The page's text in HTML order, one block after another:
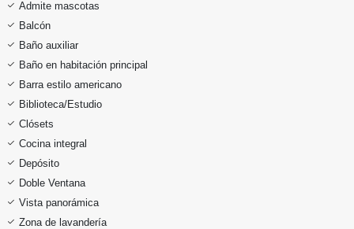
Admite mascotas
Balcón
Baño auxiliar
Baño en habitación principal
Barra estilo americano
Biblioteca/Estudio
Clósets
Cocina integral
Depósito
Doble Ventana
Vista panorámica
Zona de lavandería